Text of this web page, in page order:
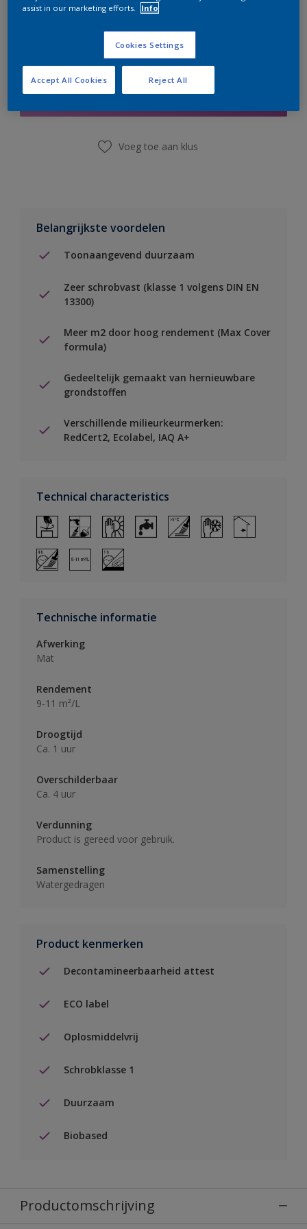
Boodschappenlijst
Voeg toe aan klus
Belangrijkste voordelen
Toonaangevend duurzaam
Zeer schrobvast (klasse 1 volgens DIN EN
13300)
Meer m2 door hoog rendement (Max Cover
formula)
Gedeeltelijk gemaakt van hernieuwbare
grondstoffen
Verschillende milieurkeurmerken:
RedCert2, Ecolabel, IAQ A+
Technical characteristics
Technische informatie
Afwerking
Mat
Rendement
9-11 m²/L
Droogtijd
Ca. 1 uur
Overschilderbaar
Ca. 4 uur
Verdunning
Product is gereed voor gebruik.
Samenstelling
Watergedragen
Product kenmerken
Decontamineerbaarheid attest
ECO label
Oplosmiddelvrij
Schrobklasse 1
Duurzaam
Biobased
Productomschrijving
assist in our marketing efforts.
Info
Cookies Settings
Reject All
Accept All Cookies